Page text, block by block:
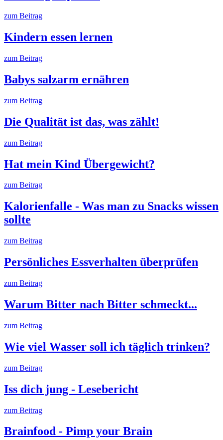
zum Beitrag
Kindern essen lernen
zum Beitrag
Babys salzarm ernähren
zum Beitrag
Die Qualität ist das, was zählt!
zum Beitrag
Hat mein Kind Übergewicht?
zum Beitrag
Kalorienfalle - Was man zu Snacks wissen
sollte
zum Beitrag
Persönliches Essverhalten überprüfen
zum Beitrag
Warum Bitter nach Bitter schmeckt...
zum Beitrag
Wie viel Wasser soll ich täglich trinken?
zum Beitrag
Iss dich jung - Lesebericht
zum Beitrag
Brainfood - Pimp your Brain